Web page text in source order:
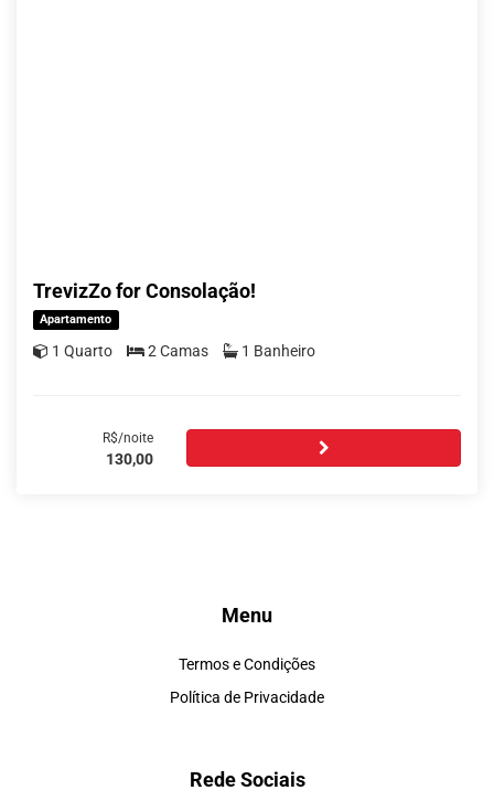
TrevizZo for Consolação!
Apartamento
1 Quarto 2 Camas 1 Banheiro
R$/noite
130,00
Menu
Termos e Condições
Política de Privacidade
Rede Sociais